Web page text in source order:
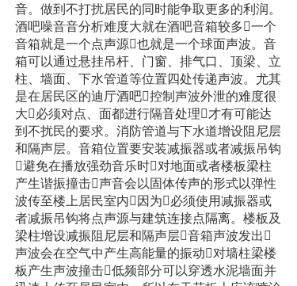
音。做到不打扰居民的同时能争取更多的利润。
酒吧噪音音分析难度大就在酒吧音箱较多一个
音箱就是一个点声源也就是一个球面声波。音
箱可以通过悬挂吊杆、门窗、排气口、顶梁、立
柱、墙面、下水管道等位置四处传递声波。尤其
是在居民区的迪厅酒吧控制声波外泄的难度很
大必须对点、面都进行隔音处理才有可能达
到不扰民的要求。消防管道与下水道增设阻尼层
和隔声层。音箱位置要安装减振器或者减振吊钩
避免在播放强劲音乐时对地面或者楼板梁柱
产生谐振撞击声音会以固体传声的形式以弹性
波传至楼上居民室内因为必须使用减振器或
者减振吊钩将点声源与建筑连接点隔离。楼板及
梁柱增设减振阻尼层和隔声层音箱声波发出
声波会在空气中产生高能量的振动对墙柱梁楼
板产生声波撞击低频部分可以穿透水泥墙面并